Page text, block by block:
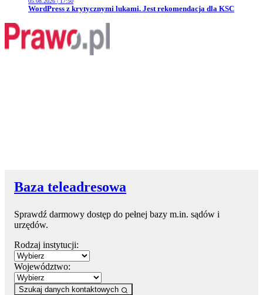
Przejdź do artykułu:
WordPress z krytycznymi lukami. Jest rekomendacja dla KSC
Baza teleadresowa
Sprawdź darmowy dostęp do pełnej bazy m.in. sądów i
urzędów.
Rodzaj instytucji:
Województwo:
Szukaj danych kontaktowych